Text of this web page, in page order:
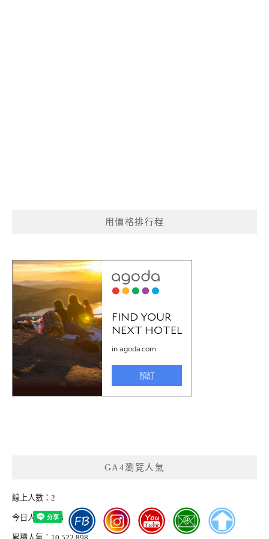
用價格排行程
GA4瀏覽人氣
線上人數：2
今日人氣：223